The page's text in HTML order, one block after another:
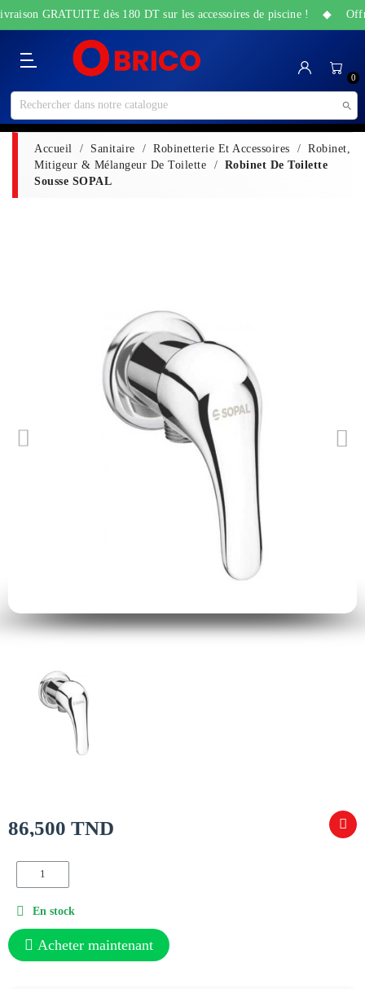
Catégorie
Accueil
Bricolage
&
Travaux
Sanitaire
Maison
Santé
&
Beauté
High-
Tech
Jardin
&
Piscine
Animalerie
0

GRATUITE dès 180 DT sur les accessoires de piscine ! ◆
Accueil Sanitaire Robinetterie Et Accessoires
Robinet,
Mitigeur & Mélangeur De Toilette
Robinet De Toilette
Sousse SOPAL
86,500 TND
En stock
Acheter maintenant